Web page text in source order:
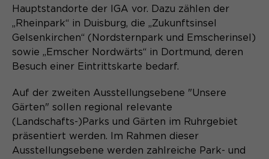
Hauptstandorte der IGA vor. Dazu zählen der
„Rheinpark“ in Duisburg, die „Zukunftsinsel
Gelsenkirchen“ (Nordsternpark und Emscherinsel)
sowie „Emscher Nordwärts“ in Dortmund, deren
Besuch einer Eintrittskarte bedarf.
Auf der zweiten Ausstellungsebene "Unsere
Gärten" sollen regional relevante
(Landschafts-)Parks und Gärten im Ruhrgebiet
präsentiert werden. Im Rahmen dieser
Ausstellungsebene werden zahlreiche Park- und